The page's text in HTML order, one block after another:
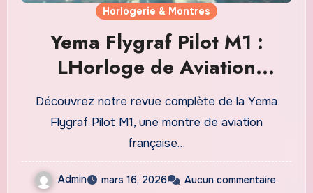
Horlogerie & Montres
Yema Flygraf Pilot M1 :
LHorloge de Aviation
Française qui Séduit les
Collectionneurs
Découvrez notre revue complète de la Yema
Flygraf Pilot M1, une montre de aviation
française…
Admin mars 16, 2026 Aucun commentaire